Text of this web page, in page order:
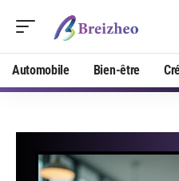
Automobile Bien-être